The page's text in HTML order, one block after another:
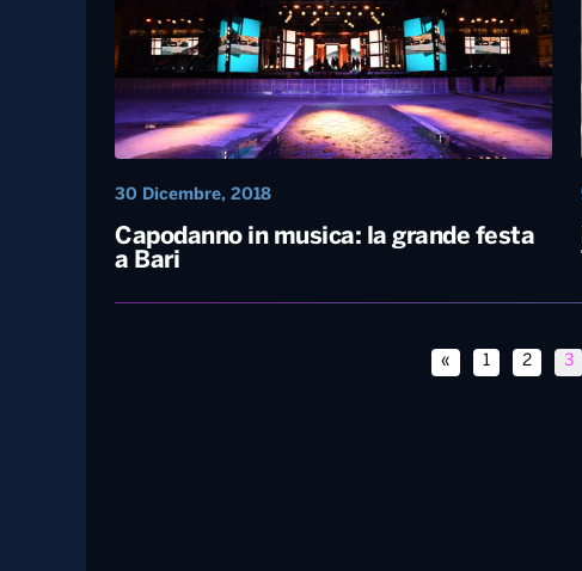
Battiti Live 2019, ecco come sarà
18 Giugno, 2019